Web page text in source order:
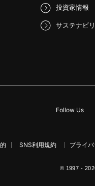
投資家情報
サステナビ
Follow Us
SNS利用規約 プライ
© 1997 -